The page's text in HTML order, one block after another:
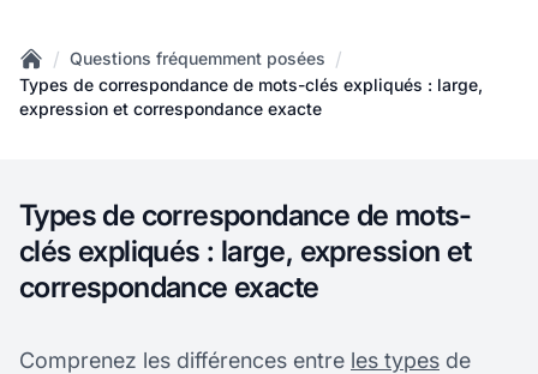
Home
/ Questions fréquemment posées /
Types de correspondance de mots-clés expliqués : large,
expression et correspondance exacte
Types de correspondance de mots-
clés expliqués : large, expression et
correspondance exacte
Comprenez les différences entre les types de